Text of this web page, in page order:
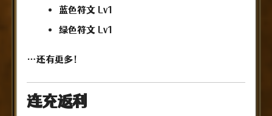
蓝色符文 Lv1
绿色符文 Lv1
…还有更多！
连充返利